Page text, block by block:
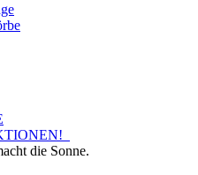
die Sonne.